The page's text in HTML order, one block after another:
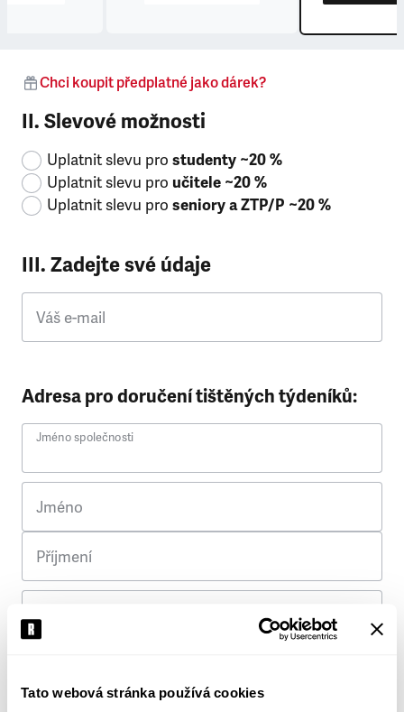
Tato webová stránka používá cookies
Chci koupit předplatné jako dárek?
II. Slevové možnosti
Uplatnit slevu pro studenty ~20 %
Uplatnit slevu pro učitele ~20 %
Uplatnit slevu pro seniory a ZTP/P ~20 %
III. Zadejte své údaje
Váš e-mail
Adresa pro doručení tištěných týdeníků:
Jméno společnosti
Jméno
Příjmení
Ulice